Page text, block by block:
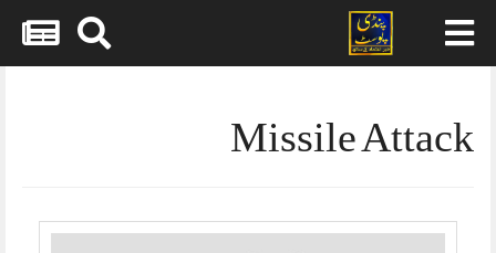
Missile Attack